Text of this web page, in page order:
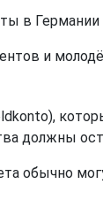
в
и
должны
обычно